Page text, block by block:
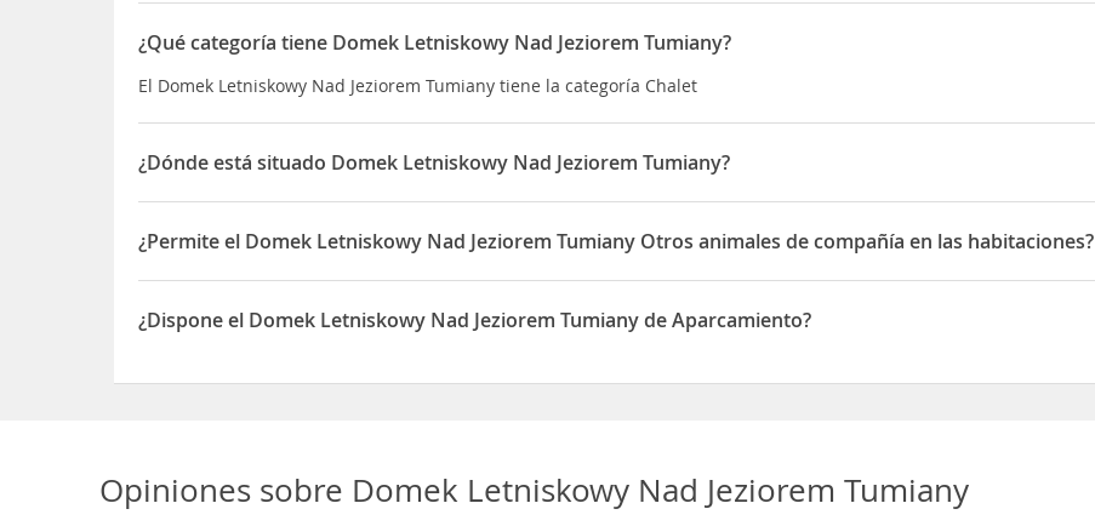
¿Qué categoría tiene Domek Letniskowy Nad Jeziorem Tumiany?
El Domek Letniskowy Nad Jeziorem Tumiany tiene la categoría Chalet
¿Dónde está situado Domek Letniskowy Nad Jeziorem Tumiany?
El Domek Letniskowy Nad Jeziorem Tumiany está situado en Barto?ty Wielkie 105
¿Permite el Domek Letniskowy Nad Jeziorem Tumiany Otros animales de compañía en las habitaciones?
Sí, el Domek Letniskowy Nad Jeziorem Tumiany permite Otros animales de compañía en las habitaciones
¿Dispone el Domek Letniskowy Nad Jeziorem Tumiany de Aparcamiento?
Opiniones sobre Domek Letniskowy Nad Jeziorem Tumiany